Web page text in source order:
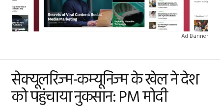
Ad Banner
सेक्यूलरिज्म-कम्यूनिज्म के खेल ने देश
को पहुंचाया नुकसान: PM मोदी